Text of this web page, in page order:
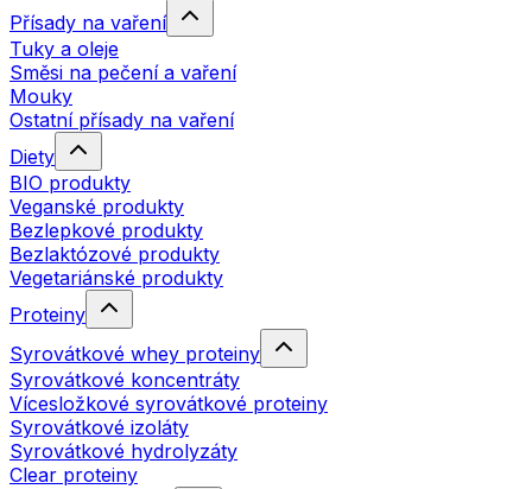
Přísady na vaření
Tuky a oleje
Směsi na pečení a vaření
Mouky
Ostatní přísady na vaření
Diety
BIO produkty
Veganské produkty
Bezlepkové produkty
Bezlaktózové produkty
Vegetariánské produkty
Proteiny
Syrovátkové whey proteiny
Syrovátkové koncentráty
Vícesložkové syrovátkové proteiny
Syrovátkové izoláty
Syrovátkové hydrolyzáty
Clear proteiny